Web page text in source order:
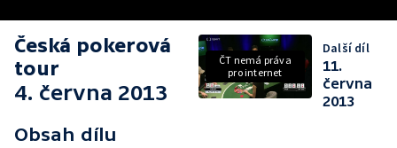
Česká pokerová
tour
4. června 2013
Obsah dílu
ČT nemá práva
pro internet
Další díl
11.
června
2013